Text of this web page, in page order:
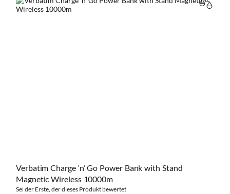
Verbatim Charge ‘n’ Go Power Bank with Stand
Magnetic Wireless 10000m
Sei der Erste, der dieses Produkt bewertet